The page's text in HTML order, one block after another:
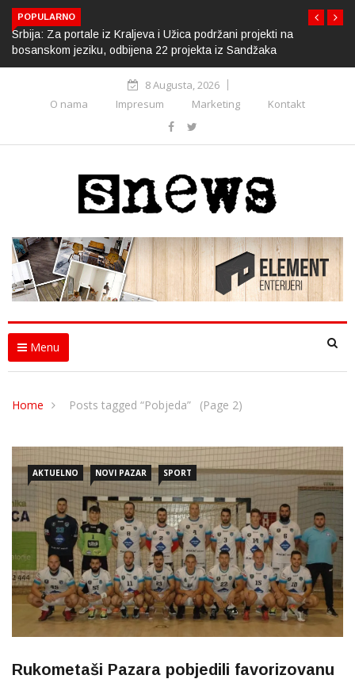
POPULARNO
Srbija: Za portale iz Kraljeva i Užica podržani projekti na
bosanskom jeziku, odbijena 22 projekta iz Sandžaka
8 Augusta, 2026
O nama
Impresum Marketing Kontakt
Menu
Home Posts tagged “Pobjeda” (Page 2)
AKTUELNO NOVI PAZAR SPORT
Rukometaši Pazara pobjedili favorizovanu